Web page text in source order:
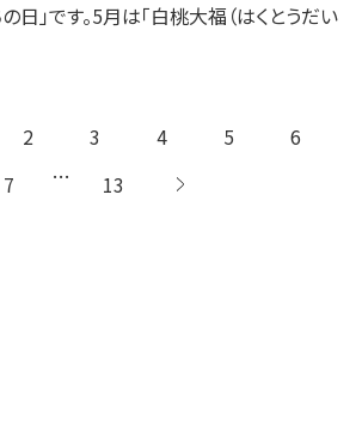
日」です。5月は「白桃大福（はくとうだい
← 前へ
2 3 4 5
6
7
… 13